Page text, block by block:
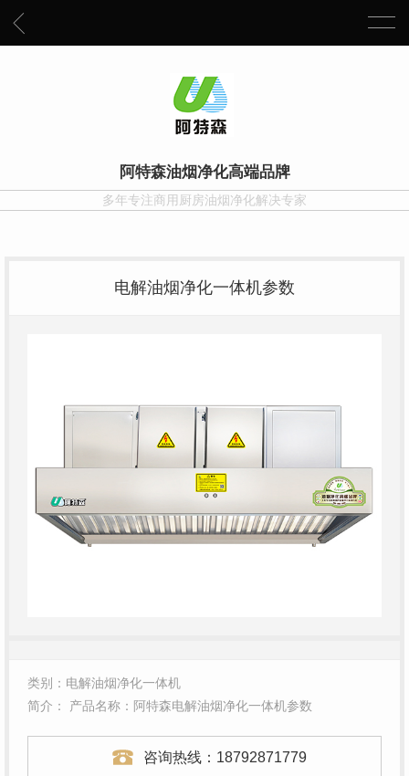
阿特森油烟净化高端品牌
多年专注商用厨房油烟净化解决专家
电解油烟净化一体机参数
类别：电解油烟净化一体机
简介： 产品名称：阿特森电解油烟净化一体机参数
咨询热线： 18792871779